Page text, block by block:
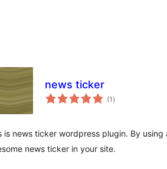
news ticker
(1 གདེང་
འཇོག་
)
is news ticker wordpress plugin. By
news ticker in your site.